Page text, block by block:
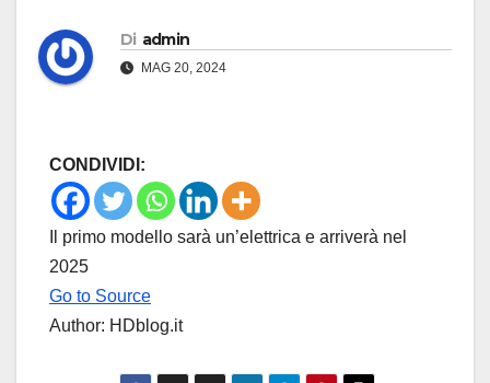
Di admin
MAG 20, 2024
CONDIVIDI:
Il primo modello sarà un’elettrica e arriverà nel
2025
Go to Source
Author: HDblog.it